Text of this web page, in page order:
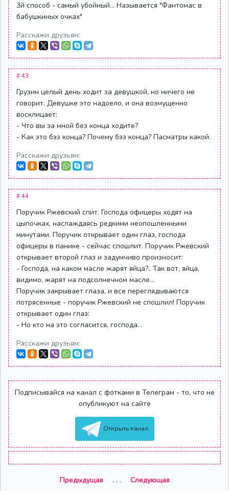
3й способ - самый убойный... Называется "Фантомас в
бабушкиных очках"
Расскажи друзьям:
# 43
Грузин целый день ходит за девушкой, но ничего не
говорит. Девушке это надоело, и она возмущенно
восклицает:
- Что вы за мной без конца ходите?
- Как это бэз конца? Почему бэз конца? Пасматры какой.
Расскажи друзьям:
# 44
Поручик Ржевский спит. Господа офицеры ходят на
цыпочках, наслаждаясь редкими неопошленными
минутами. Поручик открывает один глаз, господа
офицеры в панике - сейчас спошлит. Поручик Ржевский
открывает второй глаз и задумчиво произносит:
- Господа, на каком масле жарят яйца?.. Так вот, яйца,
видимо, жарят на подсолнечном масле...
Поручик закрывает глаза, и все переглядываются
потрясенные - поручик Ржевский не спошлил! Поручик
открывает один глаз:
- Но кто на это согласится, господа...
Расскажи друзьям:
Подписывайся на канал с фотками в Телеграм - то, что не
опубликуют на сайте
Открыть канал
Предыдущая . . . Следующая